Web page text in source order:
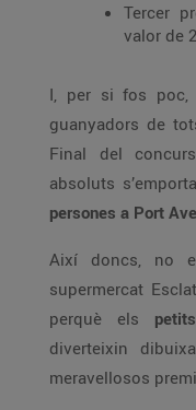
Tercer
valor de
I, per si fos poc,
guanyadors de
Final del
absoluts
persones a Port
Així doncs, no
supermercat
perquè els
diverteixin
meravellosos